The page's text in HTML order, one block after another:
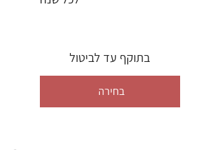
בתוקף עד לביטול
בחירה